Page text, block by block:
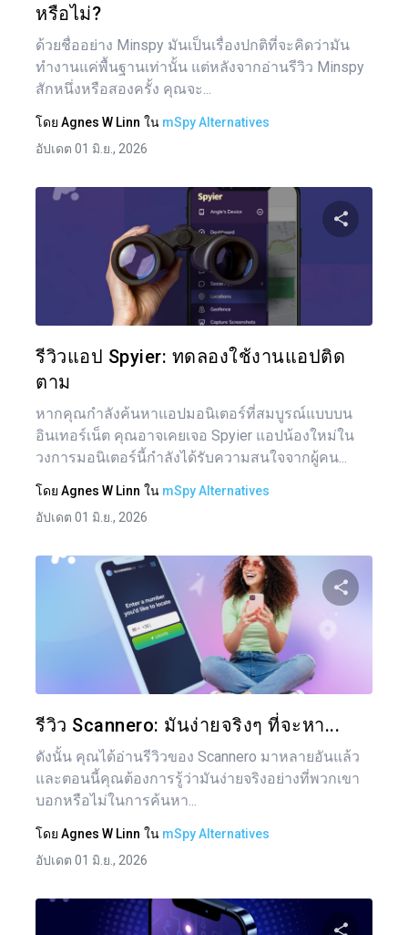
หรือไม่?
ด้วยชื่ออย่าง Minspy มันเป็นเรื่องปกติที่จะคิดว่ามัน
ทำงานแค่พื้นฐานเท่านั้น แต่หลังจากอ่านรีวิว Minspy
สักหนึ่งหรือสองครั้ง คุณจะ...
โดย Agnes W Linn ใน mSpy Alternatives
อัปเดต 01 มิ.ย., 2026
รีวิวแอป Spyier: ทดลองใช้งานแอปติด
ตาม
หากคุณกำลังค้นหาแอปมอนิเตอร์ที่สมบูรณ์แบบบน
อินเทอร์เน็ต คุณอาจเคยเจอ Spyier แอปน้องใหม่ใน
วงการมอนิเตอร์นี้กำลังได้รับความสนใจจากผู้คน...
โดย Agnes W Linn ใน mSpy Alternatives
อัปเดต 01 มิ.ย., 2026
รีวิว Scannero: มันง่ายจริงๆ ที่จะหา...
ดังนั้น คุณได้อ่านรีวิวของ Scannero มาหลายอันแล้ว
และตอนนี้คุณต้องการรู้ว่ามันง่ายจริงอย่างที่พวกเขา
บอกหรือไม่ในการค้นหา...
โดย Agnes W Linn ใน mSpy Alternatives
อัปเดต 01 มิ.ย., 2026